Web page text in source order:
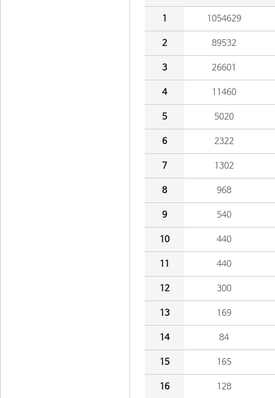
1 1054629
2 89532
3 26601
4 11460
5 5020
6 2322
7 1302
8 968
9 540
10 440
11 440
12 300
13 169
14 84
15 165
16 128